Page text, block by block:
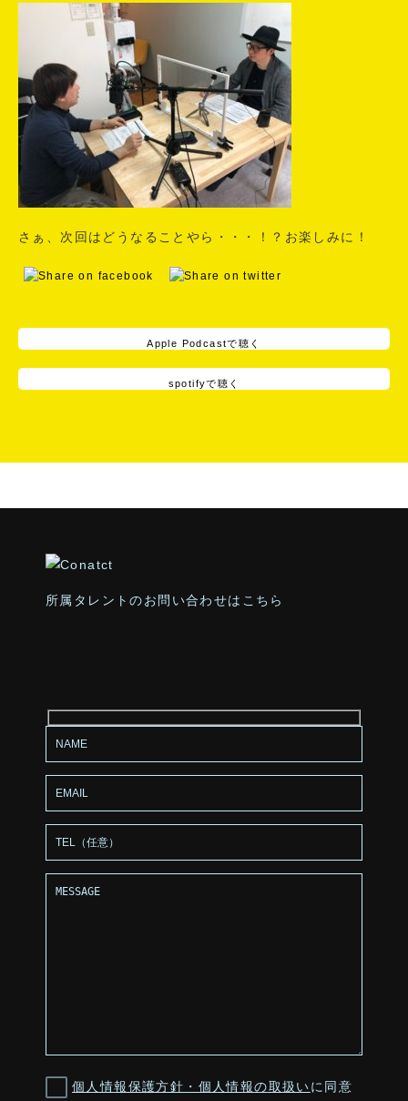
さぁ、次回はどうなることやら・・・！？お楽しみに！
Apple Podcastで聴く
spotifyで聴く
所属タレントのお問い合わせはこちら
個人情報保護方針・個人情報の取扱いに同意